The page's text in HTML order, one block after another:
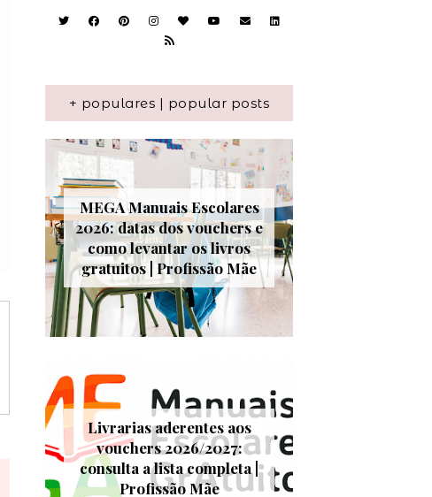
+ populares | popular posts
MEGA Manuais Escolares
2026: datas dos vouchers e
como levantar os livros
gratuitos | Profissão Mãe
Livrarias aderentes aos
vouchers 2026/2027:
consulta a lista completa |
Profissão Mãe